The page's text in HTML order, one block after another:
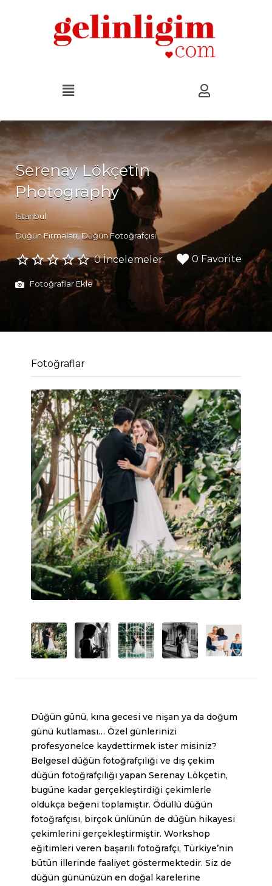
Serenay Lökçetin
Photography
İstanbul
Düğün Firmaları Düğün Fotoğrafçısı
0 İncelemeler 0 Favorite
Fotoğraflar Ekle
Fotoğraflar
Düğün günü, kına gecesi ve nişan ya da doğum
günü kutlaması… Özel günlerinizi
profesyonelce kaydettirmek ister misiniz?
Belgesel düğün fotoğrafçılığı ve dış çekim
düğün fotoğrafçılığı yapan Serenay Lökçetin,
bugüne kadar gerçekleştirdiği çekimlerle
oldukça beğeni toplamıştır. Ödüllü düğün
fotoğrafçısı, birçok ünlünün de düğün hikayesi
çekimlerini gerçekleştirmiştir. Workshop
eğitimleri veren başarılı fotoğrafçı, Türkiye’nin
bütün illerinde faaliyet göstermektedir. Siz de
düğün gününüzün en doğal karelerine